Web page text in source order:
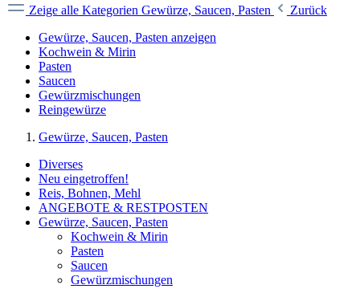
Zeige alle Kategorien Gewürze, Saucen, Pasten
Zurück
Gewürze, Saucen, Pasten anzeigen
Kochwein & Mirin
Pasten
Saucen
Gewürzmischungen
Reingewürze
Gewürze, Saucen, Pasten
Diverses
Neu eingetroffen!
Reis, Bohnen, Mehl
ANGEBOTE & RESTPOSTEN
Gewürze, Saucen, Pasten
Kochwein & Mirin
Pasten
Saucen
Gewürzmischungen